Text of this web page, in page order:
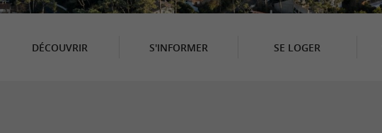
DÉCOUVRIR S'INFORMER SE LOGER